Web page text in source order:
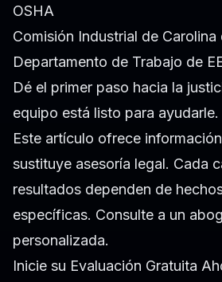
OSHA
Comisión Industrial de
Departamento de Trabajo de
Dé el primer paso hacia la
equipo está listo para ayudarle.
Este artículo ofrece
sustituye asesoría legal. Cada
resultados dependen de
específicas. Consulte a un
personalizada.
Inicie su Evaluación Gratuita